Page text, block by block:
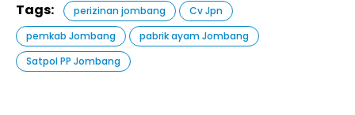
Tags: perizinan jombang
Cv Jpn
pemkab Jombang
pabrik ayam Jombang
Satpol PP Jombang